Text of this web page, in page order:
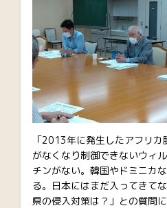
「2013年に発生したアフリ
がなくなり制御できないウィ
チンがない。韓国やドミニカ
る。日本にはまだ入ってきて
県の侵入対策は？」との質問に